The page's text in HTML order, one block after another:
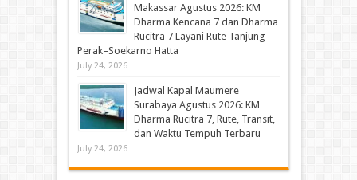
Makassar Agustus 2026: KM
Dharma Kencana 7 dan Dharma
Rucitra 7 Layani Rute Tanjung
Perak–Soekarno Hatta
July 24, 2026
Jadwal Kapal Maumere
Surabaya Agustus 2026: KM
Dharma Rucitra 7, Rute, Transit,
dan Waktu Tempuh Terbaru
July 24, 2026